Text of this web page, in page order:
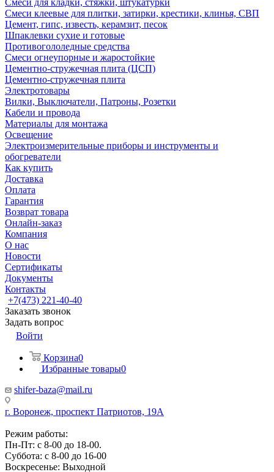
Смеси для кладки, стяжки, штукатурки
Смеси клеевые для плитки, затирки, крестики, клинья, СВП
Цемент, гипс, известь, керамзит, песок
Шпаклевки сухие и готовые
Противогололедные средства
Смеси огнеупорные и жаростойкие
Цементно-стружечная плита (ЦСП)
Цементно-стружечная плита
Электротовары
Вилки, Выключатели, Патроны, Розетки
Кабели и провода
Материалы для монтажа
Освещение
Электроизмерительные приборы и инструменты и
обогреватели
Как купить
Доставка
Оплата
Гарантия
Возврат товара
Онлайн-заказ
Компания
О нас
Новости
Сертификаты
Документы
Контакты
+7(473) 221-40-40
Заказать звонок
Задать вопрос
Войти
Корзина0
Избранные товары0
shifer-baza@mail.ru
г. Воронеж, проспект Патриотов, 19А
Режим работы:
Пн-Пт: с 8-00 до 18-00.
Суббота: с 8-00 до 16-00
Воскресенье: Выходной